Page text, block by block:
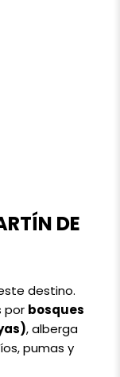
DE
destino.
por bosques
, alberga
pumas y